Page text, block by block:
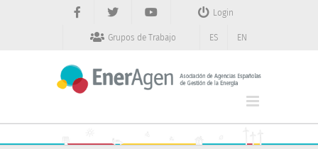
Login
Grupos de Trabajo ES EN